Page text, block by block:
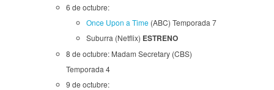
6 de octubre:
Once Upon a Time (ABC) Temporada 7
Suburra (Netflix) ESTRENO
8 de octubre: Madam Secretary (CBS)
Temporada 4
9 de octubre: